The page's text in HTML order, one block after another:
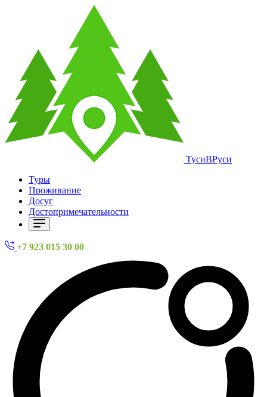
ТусиВРуси
Туры
Проживание
Досуг
Достопримечательности
+7 923 015 30 00